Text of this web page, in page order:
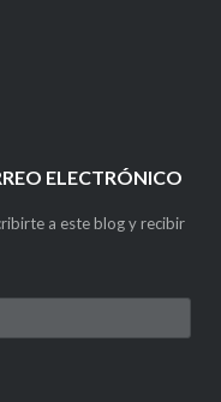
ELECTRÓNICO
a este blog y recibir